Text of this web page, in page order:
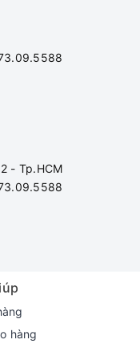
- Tp.HCM
hàng